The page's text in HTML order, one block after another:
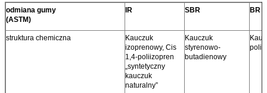
odmiana gumy
(ASTM)
IR SBR BR
struktura chemiczna
Kauczuk
izoprenowy, Cis
1,4-poliizopren
„syntetyczny
kauczuk
naturalny”
Kauczuk
styrenowo-
butadienowy